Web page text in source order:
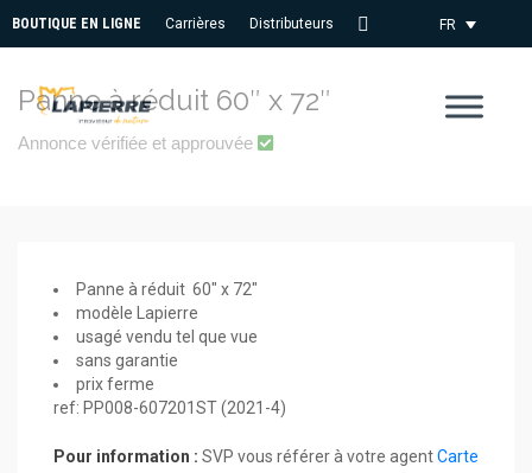
BOUTIQUE EN LIGNE Carrières
Distributeurs
Nous
FR
Panne à réduit 60″ x 72″
Annonce vérifiée et approuvée
Panne à réduit 60″ x 72″
modèle Lapierre
usagé vendu tel que vue
sans garantie
prix ferme
ref: PP008-607201ST (2021-4)
Pour information : SVP vous référer à votre agentCarte